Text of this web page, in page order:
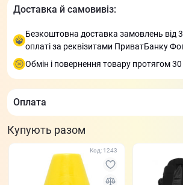
Доставка й самовивіз:
Безкоштовна доставка замовлень від
оплаті за реквізитами ПриватБанку
Обмін і повернення товару протягом 30
Оплата
Купують разом
Код: 1243